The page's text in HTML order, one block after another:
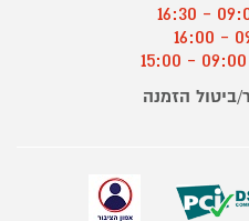
09:00 -
ביטול הזמנה